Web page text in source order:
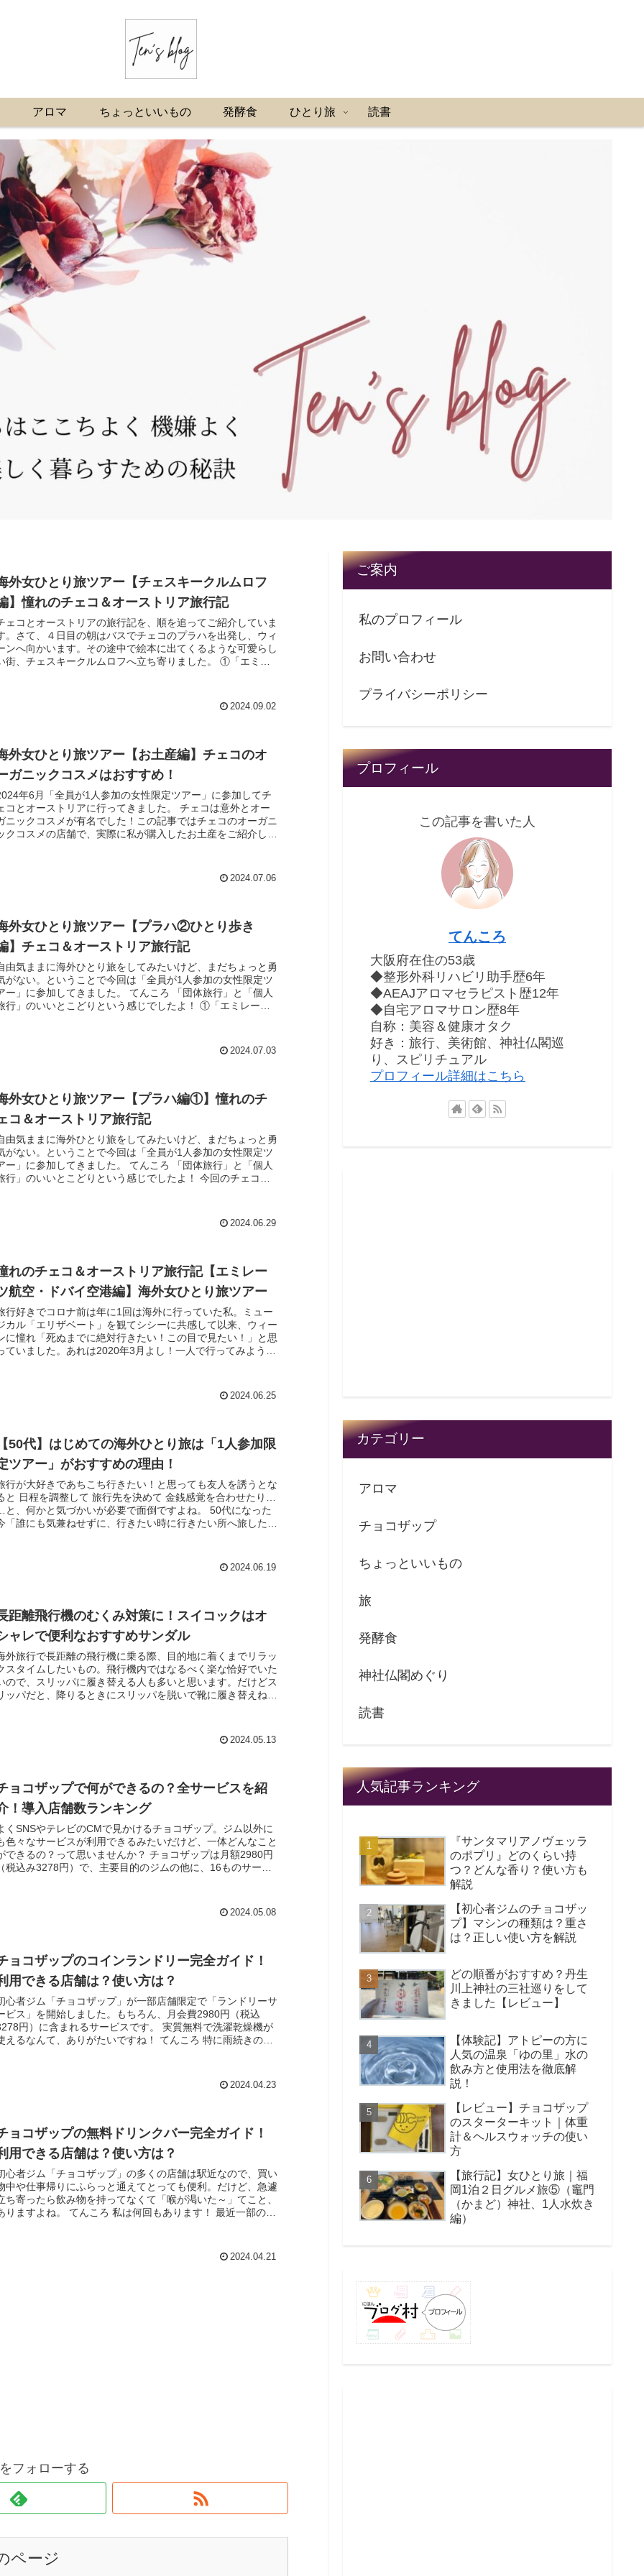
アロマ ちょっといいもの 発酵食 ひとり旅 読書
外女ひとり旅ツアー【チェスキークルムロフ
】憧れのチェコ＆オーストリア旅行記
ェコとオーストリアの旅行記を、順を追ってご紹介していま
。さて、４日目の朝はバスでチェコのプラハを出発し、ウィ
ンへ向かいます。その途中で絵本に出てくるような可愛らし
街、チェスキークルムロフへ立ち寄りました。 ①「エミレ
2024.09.02
外女ひとり旅ツアー【お土産編】チェコのオ
ガニックコスメはおすすめ！
年6月「全員が1人参加の女性限定ツアー」に参加してチ
コとオーストリアに行ってきました。 チェコは意外とオー
ニックコスメが有名でした！この記事ではチェコのオーガニ
クコスメの店舗で、実際に私が購入したお土産をご紹介しま
2024.07.06
外女ひとり旅ツアー【プラハ②ひとり歩き
】チェコ＆オーストリア旅行記
由気ままに海外ひとり旅をしてみたいけど、まだちょっと勇
がない。ということで今回は「全員が1人参加の女性限定ツ
ー」に参加してきました。 てんころ 「団体旅行」と「個人
行」のいいとこどりという感じでしたよ！ ①「エミレーツ
2024.07.03
外女ひとり旅ツアー【プラハ編①】憧れのチ
コ＆オーストリア旅行記
由気ままに海外ひとり旅をしてみたいけど、まだちょっと勇
がない。ということで今回は「全員が1人参加の女性限定ツ
ー」に参加してきました。 てんころ 「団体旅行」と「個人
行」のいいとこどりという感じでしたよ！ 今回のチェコと
2024.06.29
れのチェコ＆オーストリア旅行記【エミレー
航空・ドバイ空港編】海外女ひとり旅ツアー
行好きでコロナ前は年に1回は海外に行っていた私。ミュー
カル「エリザベート」を観てシシーに共感して以来、ウィー
に憧れ「死ぬまでに絶対行きたい！この目で見たい！」と思
ていました。あれは2020年3月よし！一人で行ってみよう！
2024.06.25
50代】はじめての海外ひとり旅は「1人参加限
ツアー」がおすすめの理由！
行が大好きであちこち行きたい！と思っても友人を誘うとな
と 日程を調整して 旅行先を決めて 金銭感覚を合わせたり…
、何かと気づかいが必要で面倒ですよね。 50代になった
「誰にも気兼ねせずに、行きたい時に行きたい所へ旅した
2024.06.19
距離飛行機のむくみ対策に！スイコックはオ
ャレで便利なおすすめサンダル
外旅行で長距離の飛行機に乗る際、目的地に着くまでリラッ
スタイムしたいもの。飛行機内ではなるべく楽な恰好でいた
ので、スリッパに履き替える人も多いと思います。だけどス
ッパだと、降りるときにスリッパを脱いで靴に履き替えねば
2024.05.13
ョコザップで何ができるの？全サービスを紹
！導入店舗数ランキング
くSNSやテレビのCMで見かけるチョコザップ。ジム以外に
色々なサービスが利用できるみたいだけど、一体どんなこと
できるの？って思いませんか？ チョコザップは月額2980円
税込み3278円）で、主要目的のジムの他に、16ものサービ
2024.05.08
ョコザップのコインランドリー完全ガイド！
用できる店舗は？使い方は？
心者ジム「チョコザップ」が一部店舗限定で「ランドリーサ
ビス」を開始しました。もちろん、月会費2980円（税込
円）に含まれるサービスです。 実質無料で洗濯乾燥機が
えるなんて、ありがたいですね！ てんころ 特に雨続きの時
2024.04.23
ョコザップの無料ドリンクバー完全ガイド！
用できる店舗は？使い方は？
心者ジム「チョコザップ」の多くの店舗は駅近なので、買い
中や仕事帰りにふらっと通えてとっても便利。だけど、急遽
ち寄ったら飲み物を持ってなくて「喉が渇いた～」てこと、
りますよね。 てんころ 私は何回もあります！ 最近一部の店
2024.04.21
フォローする
ページ
ご案内
私のプロフィール
お問い合わせ
プライバシーポリシー
プロフィール
この記事を書いた人
てんころ
大阪府在住の53歳
◆整形外科リハビリ助手歴6年
◆AEAJアロマセラピスト歴12年
◆自宅アロマサロン歴8年
自称：美容＆健康オタク
好き：旅行、美術館、神社仏閣巡
り、スピリチュアル
プロフィール詳細はこちら
カテゴリー
アロマ
チョコザップ
ちょっといいもの
旅
発酵食
神社仏閣めぐり
読書
人気記事ランキング
『サンタマリアノヴェッラ
のポプリ』どのくらい持
つ？どんな香り？使い方も
解説
【初心者ジムのチョコザッ
プ】マシンの種類は？重さ
は？正しい使い方を解説
どの順番がおすすめ？丹生
川上神社の三社巡りをして
きました【レビュー】
【体験記】アトピーの方に
人気の温泉「ゆの里」水の
飲み方と使用法を徹底解
説！
【レビュー】チョコザップ
のスターターキット｜体重
計＆ヘルスウォッチの使い
方
【旅行記】女ひとり旅｜福
岡1泊２日グルメ旅⑤（竈門
（かまど）神社、1人水炊き
編）